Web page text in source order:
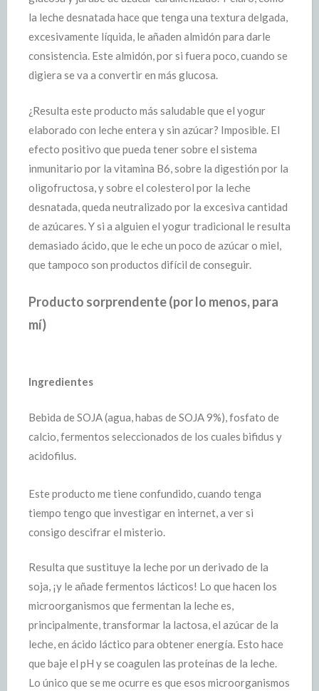
la leche desnatada hace que tenga una textura delgada,
excesivamente líquida, le añaden almidón para darle
consistencia. Este almidón, por si fuera poco, cuando se
digiera se va a convertir en más glucosa.
¿Resulta este producto más saludable que el yogur
elaborado con leche entera y sin azúcar? Imposible. El
efecto positivo que pueda tener sobre el sistema
inmunitario por la vitamina B6, sobre la digestión por la
oligofructosa, y sobre el colesterol por la leche
desnatada, queda neutralizado por la excesiva cantidad
de azúcares. Y si a alguien el yogur tradicional le resulta
demasiado ácido, que le eche un poco de azúcar o miel,
que tampoco son productos difícil de conseguir.
Producto sorprendente (por lo menos, para
mí)
Ingredientes
Bebida de SOJA (agua, habas de SOJA 9%), fosfato de
calcio, fermentos seleccionados de los cuales bifidus y
acidofilus.
Este producto me tiene confundido, cuando tenga
tiempo tengo que investigar en internet, a ver si
consigo descifrar el misterio.
Resulta que sustituye la leche por un derivado de la
soja, ¡y le añade fermentos lácticos! Lo que hacen los
microorganismos que fermentan la leche es,
principalmente, transformar la lactosa, el azúcar de la
leche, en ácido láctico para obtener energía. Esto hace
que baje el pH y se coagulen las proteínas de la leche.
Lo único que se me ocurre es que esos microorganismos